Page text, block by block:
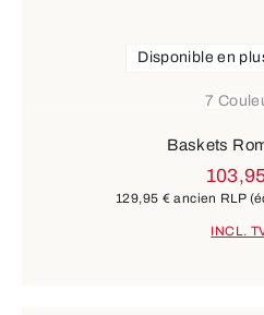
7
Disponible en
Baskets
129,95 € ancien RLP
INCL.